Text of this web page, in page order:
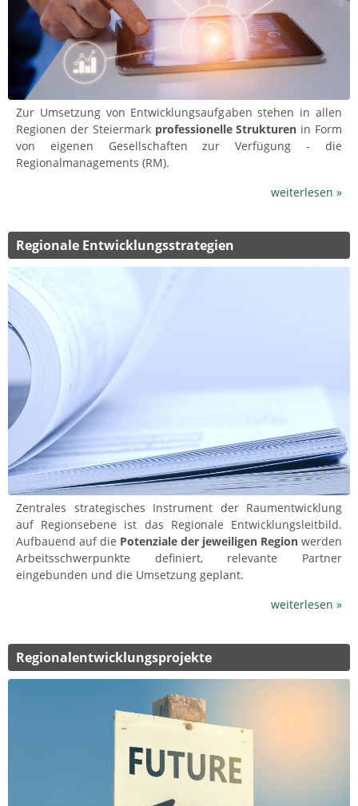
Zur Umsetzung von Entwicklungsaufgaben stehen in allen
Regionen der Steiermark professionelle Strukturen in Form
von eigenen Gesellschaften zur Verfügung - die
Regionalmanagements (RM).
weiterlesen »
Regionale Entwicklungsstrategien
Zentrales strategisches Instrument der Raumentwicklung
auf Regionsebene ist das Regionale Entwicklungsleitbild.
Aufbauend auf die Potenziale der jeweiligen Region werden
Arbeitsschwerpunkte definiert, relevante Partner
eingebunden und die Umsetzung geplant.
weiterlesen »
Regionalentwicklungsprojekte